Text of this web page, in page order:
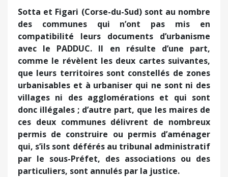
Sotta et Figari (Corse-du-Sud) sont au nombre
des communes qui n’ont pas mis en
compatibilité leurs documents d’urbanisme
avec le PADDUC. Il en résulte d’une part,
comme le révèlent les deux cartes suivantes,
que leurs territoires sont constellés de zones
urbanisables et à urbaniser qui ne sont ni des
villages ni des agglomérations et qui sont
donc illégales ; d’autre part, que les maires de
ces deux communes délivrent de nombreux
permis de construire ou permis d’aménager
qui, s’ils sont déférés au tribunal administratif
par le sous-Préfet, des associations ou des
particuliers, sont annulés par la justice.